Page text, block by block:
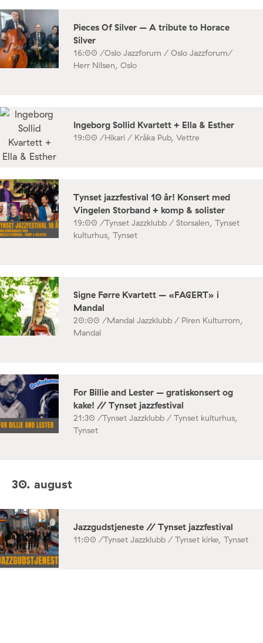
Pieces Of Silver – A tribute to Horace
Silver
16:00 /Oslo Jazzforum / Oslo Jazzforum/
Herr Nilsen, Oslo
Ingeborg Sollid Kvartett + Ella & Esther
19:00 /Hikari / Kråka Pub, Vettre
Tynset jazzfestival 10 år! Konsert med
Vingelen Storband + komp & solister
19:00 /Tynset Jazzklubb / Storsalen, Tynset
kulturhus, Tynset
Signe Førre Kvartett – «FAGERT» i
Mandal
20:00 /Mandal Jazzklubb / Piren Kulturrom,
Mandal
For Billie and Lester – gratiskonsert og
kake! // Tynset jazzfestival
21:30 /Tynset Jazzklubb / Tynset kulturhus,
Tynset
30. august
Jazzgudstjeneste // Tynset jazzfestival
11:00 /Tynset Jazzklubb / Tynset kirke, Tynset